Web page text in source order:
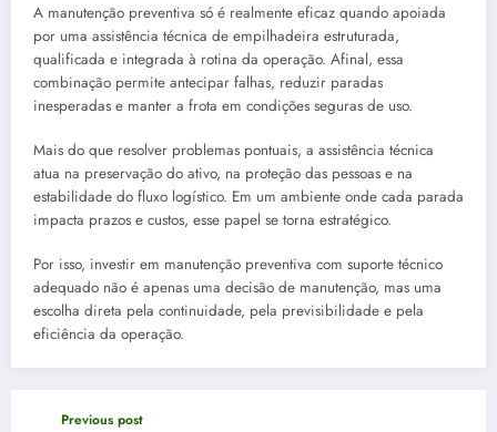
A manutenção preventiva só é realmente eficaz quando apoiada
por uma assistência técnica de empilhadeira estruturada,
qualificada e integrada à rotina da operação. Afinal, essa
combinação permite antecipar falhas, reduzir paradas
inesperadas e manter a frota em condições seguras de uso.
Mais do que resolver problemas pontuais, a assistência técnica
atua na preservação do ativo, na proteção das pessoas e na
estabilidade do fluxo logístico. Em um ambiente onde cada parada
impacta prazos e custos, esse papel se torna estratégico.
Por isso, investir em manutenção preventiva com suporte técnico
adequado não é apenas uma decisão de manutenção, mas uma
escolha direta pela continuidade, pela previsibilidade e pela
eficiência da operação.
Previous post